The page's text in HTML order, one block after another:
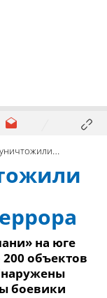
инфраструктуры террора
на юге
объектов
боевики